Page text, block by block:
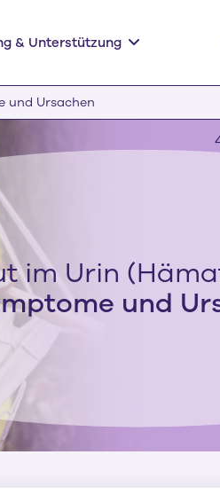
& Unterstützung
und Ursachen
im Urin
und